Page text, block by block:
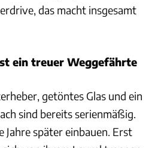
das macht insgesamt
ein treuer Weggefährte
getöntes Glas und ein
sind bereits serienmäßig.
Jahre später einbauen. Erst